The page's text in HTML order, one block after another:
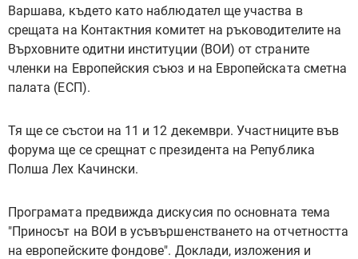
Варшава, където като наблюдател ще участва в
срещата на Контактния комитет на ръководителите на
Върховните одитни институции (ВОИ) от страните
членки на Европейския съюз и на Европейската сметна
палата (ЕСП).
Тя ще се състои на 11 и 12 декември. Участниците във
форума ще се срещнат с президента на Република
Полша Лех Качински.
Програмата предвижда дискусия по основната тема
"Приносът на ВОИ в усъвършенстването на отчетността
на европейските фондове". Доклади, изложения и